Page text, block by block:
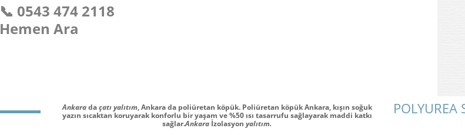
📞 0543 474 2118
Hemen Ara
Ankaradaçatı yalıtım, Ankara da poliüretan köpük. Poliüretan köpük Ankara, kışın soğuk
yazın sıcaktan koruyarak konforlu bir yaşam ve %50 ısı tasarrufu sağlayarak maddi katkı
sağlar.Ankara İzolasyon yalıtım.
POLYUREA